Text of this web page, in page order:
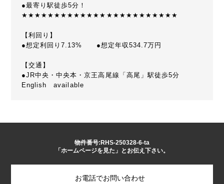
●最寄り駅徒歩5分！
★★★★★★★★★★★★★★★★★★★★★★★★
【利回り】
●想定利回り7.13% ●想定年収534.7万円
【交通】
●JR中央・中央本・京王高尾線「高尾」駅徒歩5分
English available
物件番号:RHS-250328-6-ta
「ホームページを見た」とお伝え下さい。
お電話でお問い合わせ